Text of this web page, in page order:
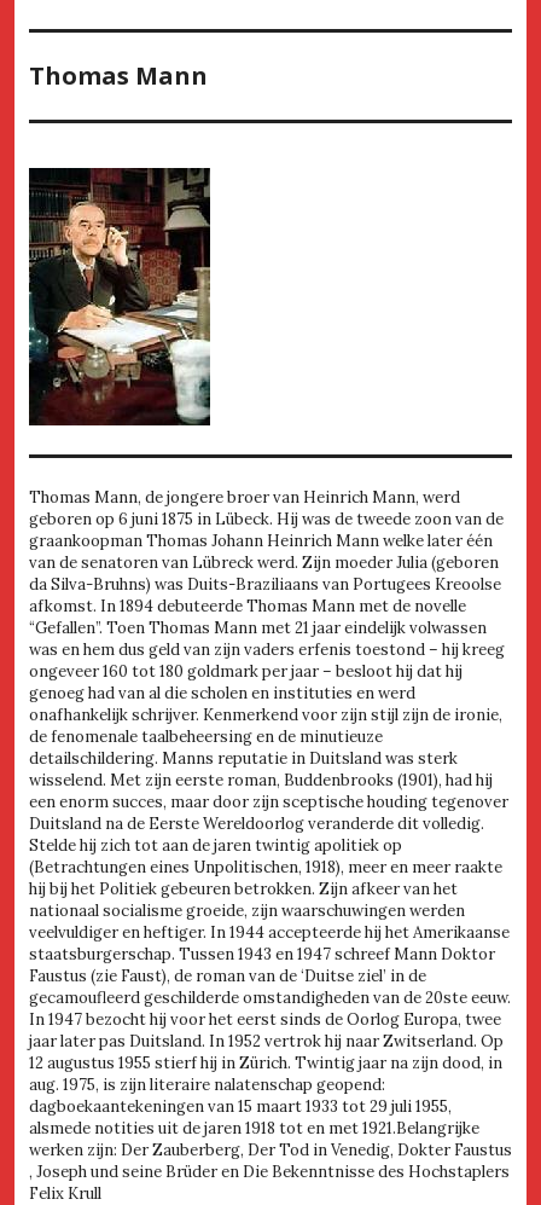
Thomas Mann
Thomas Mann, de jongere broer van Heinrich Mann, werd
geboren op 6 juni 1875 in Lübeck. Hij was de tweede zoon van de
graankoopman Thomas Johann Heinrich Mann welke later één
van de senatoren van Lübreck werd. Zijn moeder Julia (geboren
da Silva-Bruhns) was Duits-Braziliaans van Portugees Kreoolse
afkomst. In 1894 debuteerde Thomas Mann met de novelle
“Gefallen”. Toen Thomas Mann met 21 jaar eindelijk volwassen
was en hem dus geld van zijn vaders erfenis toestond – hij kreeg
ongeveer 160 tot 180 goldmark per jaar – besloot hij dat hij
genoeg had van al die scholen en instituties en werd
onafhankelijk schrijver. Kenmerkend voor zijn stijl zijn de ironie,
de fenomenale taalbeheersing en de minutieuze
detailschildering. Manns reputatie in Duitsland was sterk
wisselend. Met zijn eerste roman, Buddenbrooks (1901), had hij
een enorm succes, maar door zijn sceptische houding tegenover
Duitsland na de Eerste Wereldoorlog veranderde dit volledig.
Stelde hij zich tot aan de jaren twintig apolitiek op
(Betrachtungen eines Unpolitischen, 1918), meer en meer raakte
hij bij het Politiek gebeuren betrokken. Zijn afkeer van het
nationaal socialisme groeide, zijn waarschuwingen werden
veelvuldiger en heftiger. In 1944 accepteerde hij het Amerikaanse
staatsburgerschap. Tussen 1943 en 1947 schreef Mann Doktor
Faustus (zie Faust), de roman van de ‘Duitse ziel’ in de
gecamoufleerd geschilderde omstandigheden van de 20ste eeuw.
In 1947 bezocht hij voor het eerst sinds de Oorlog Europa, twee
jaar later pas Duitsland. In 1952 vertrok hij naar Zwitserland. Op
12 augustus 1955 stierf hij in Zürich. Twintig jaar na zijn dood, in
aug. 1975, is zijn literaire nalatenschap geopend:
dagboekaantekeningen van 15 maart 1933 tot 29 juli 1955,
alsmede notities uit de jaren 1918 tot en met 1921.Belangrijke
werken zijn: Der Zauberberg, Der Tod in Venedig, Dokter Faustus
, Joseph und seine Brüder en Die Bekenntnisse des Hochstaplers
Felix Krull